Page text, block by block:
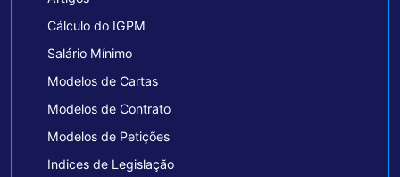
Cálculo do IGPM
Salário Mínimo
Modelos de Cartas
Modelos de Contrato
Modelos de Petições
Indices de Legislação